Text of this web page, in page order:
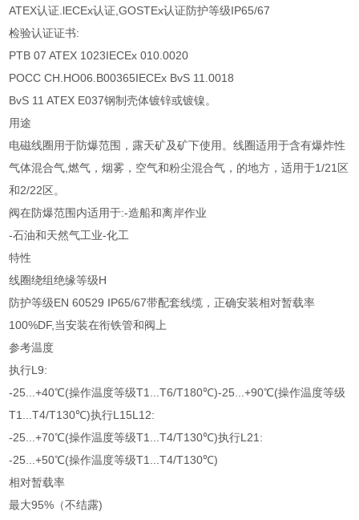
ATEX认证.lECEx认证,GOSTEx认证防护等级IP65/67
检验认证证书:
PTB 07 ATEX 1023IECEx 010.0020
POCC CH.HO06.B00365IECEx BvS 11.0018
BvS 11 ATEX E037钢制壳体镀锌或镀镍。
用途
电磁线圈用于防爆范围，露天矿及矿下使用。线圈适用于含有爆炸性
气体混合气,燃气，烟雾，空气和粉尘混合气，的地方，适用于1/21区
和2/22区。
阀在防爆范围内适用于:-造船和离岸作业
-石油和天然气工业-化工
特性
线圈绕组绝缘等级H
防护等级EN 60529 IP65/67带配套线缆，正确安装相对暂载率
100%DF,当安装在衔铁管和阀上
参考温度
执行L9:
-25...+40℃(操作温度等级T1...T6/T180℃)-25...+90℃(操作温度等级
T1...T4/T130℃)执行L15L12:
-25...+70℃(操作温度等级T1...T4/T130℃)执行L21:
-25...+50℃(操作温度等级T1...T4/T130℃)
相对暂载率
最大95%（不结露)